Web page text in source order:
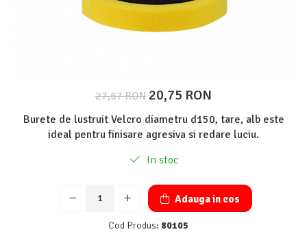
27,67 RON 20,75 RON
Burete de lustruit Velcro diametru d150, tare, alb este
ideal pentru finisare agresiva si redare luciu.
In stoc
Adauga in cos
Cod Produs: 80105